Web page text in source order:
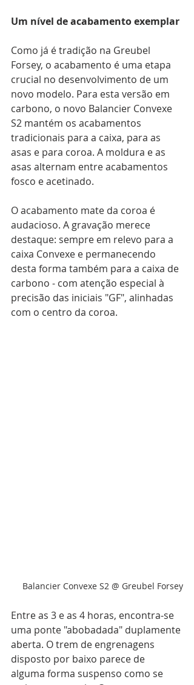
Um nível de acabamento exemplar
Como já é tradição na Greubel
Forsey, o acabamento é uma etapa
crucial no desenvolvimento de um
novo modelo. Para esta versão em
carbono, o novo Balancier Convexe
S2 mantém os acabamentos
tradicionais para a caixa, para as
asas e para coroa. A moldura e as
asas alternam entre acabamentos
fosco e acetinado.
O acabamento mate da coroa é
audacioso. A gravação merece
destaque: sempre em relevo para a
caixa Convexe e permanecendo
desta forma também para a caixa de
carbono - com atenção especial à
precisão das iniciais "GF", alinhadas
com o centro da coroa.
Balancier Convexe S2 @ Greubel Forsey
Entre as 3 e as 4 horas, encontra-se
uma ponte "abobadada" duplamente
aberta. O trem de engrenagens
disposto por baixo parece de
alguma forma suspenso como se